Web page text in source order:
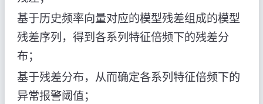
基于历史频率向量对应的模型残差组成的模型
残差序列，得到各系列特征倍频下的残差分
布；
基于残差分布，从而确定各系列特征倍频下的
异常报警阈值；